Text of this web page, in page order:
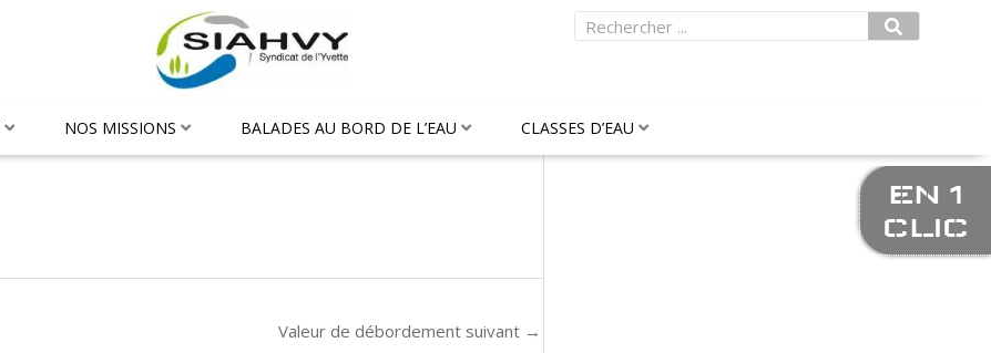
Rechercher
NOS MISSIONS BALADES AU BORD DE L’EAU CLASSES D’EAU
Valeur de débordement suivant →
EN 1
CLIC